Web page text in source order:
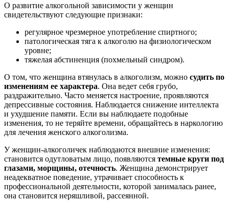
О развитие алкогольной зависимости у женщин
свидетельствуют следующие признаки:
регулярное чрезмерное употребление спиртного;
патологическая тяга к алкоголю на физиологическом
уровне;
тяжелая абстиненция (похмельный синдром).
О том, что женщина втянулась в алкоголизм, можно судить по
изменениям ее характера. Она ведет себя грубо,
раздражительно. Часто меняется настроение, проявляются
депрессивные состояния. Наблюдается снижение интеллекта
и ухудшение памяти. Если вы наблюдаете подобные
изменения, то не теряйте времени, обращайтесь в наркологию
для лечения женского алкоголизма.
У женщин-алкоголичек наблюдаются внешние изменения:
становится одутловатым лицо, появляются темные круги под
глазами, морщины, отечность. Женщина демонстрирует
неадекватное поведение, утрачивает способность к
профессиональной деятельности, которой занималась ранее,
она становится неряшливой, рассеянной.